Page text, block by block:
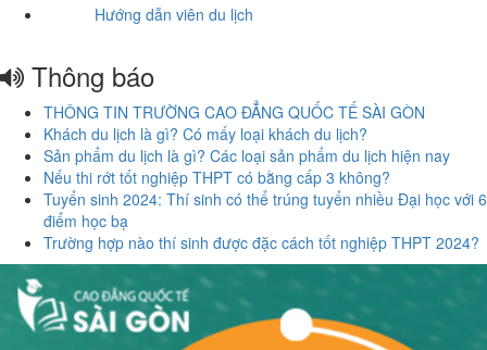
Hướng dẫn viên du lịch
Thông báo
THÔNG TIN TRƯỜNG CAO ĐẲNG QUỐC TẾ SÀI GÒN
Khách du lịch là gì? Có mấy loại khách du lịch?
Sản phẩm du lịch là gì? Các loại sản phẩm du lịch hiện nay
Nếu thi rớt tốt nghiệp THPT có bằng cấp 3 không?
Tuyển sinh 2024: Thí sinh có thể trúng tuyển nhiều Đại học với 6
điểm học bạ
Trường hợp nào thí sinh được đặc cách tốt nghiệp THPT 2024?